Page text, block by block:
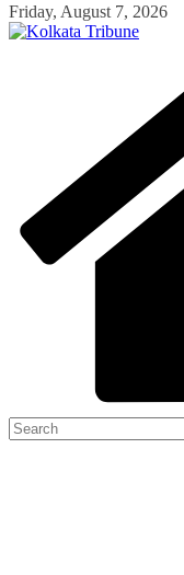
Skip
to
Friday, August 7, 2026